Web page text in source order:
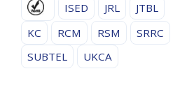
ISED JRL
JTBL
KC
RCM RSM
SRRC
SUBTEL
UKCA